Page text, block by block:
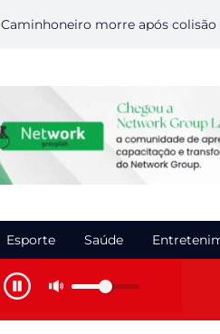
morre após colisão
Esporte Saúde